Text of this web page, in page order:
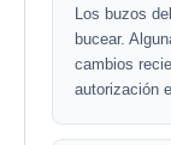
Los buzos
bucear.
cambios
autorización